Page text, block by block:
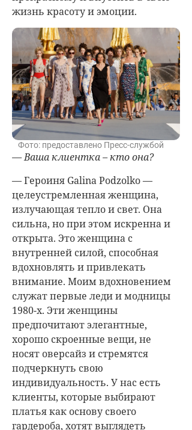
жизнь красоту и эмоции.
Фото: предоставлено Пресс-службой
— Ваша клиентка – кто она?
— Героиня Galina Podzolko —
целеустремленная женщина,
излучающая тепло и свет. Она
сильна, но при этом искренна и
открыта. Это женщина с
внутренней силой, способная
вдохновлять и привлекать
внимание. Моим вдохновением
служат первые леди и модницы
1980-х. Эти женщины
предпочитают элегантные,
хорошо скроенные вещи, не
носят оверсайз и стремятся
подчеркнуть свою
индивидуальность. У нас есть
клиенты, которые выбирают
платья как основу своего
гардероба, хотят выглядеть